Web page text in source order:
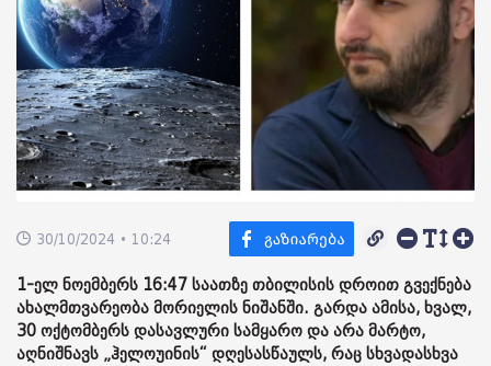
30/10/2024 • 10:24
1-ელ ნოემბერს 16:47 საათზე თბილისის დროით გვექნება
ახალმთვარეობა მორიელის ნიშანში. გარდა ამისა, ხვალ,
30 ოქტომბერს დასავლური სამყარო და არა მარტო,
აღნიშნავს „ჰელოუინის“ დღესასწაულს, რაც სხვადასხვა